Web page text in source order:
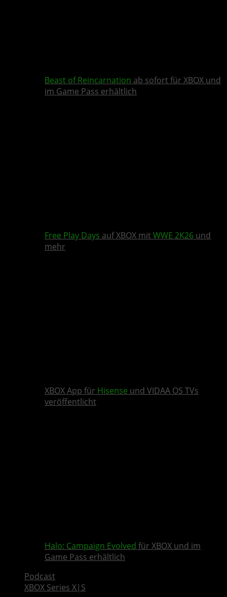
Beast of Reincarnation ab sofort für XBOX und
im Game Pass erhältlich
Free Play Days auf XBOX mit WWE 2K26 und
mehr
XBOX App für Hisense und VIDAA OS TVs
veröffentlicht
Halo: Campaign Evolved für XBOX und im
Game Pass erhältlich
Podcast
XBOX Series X|S